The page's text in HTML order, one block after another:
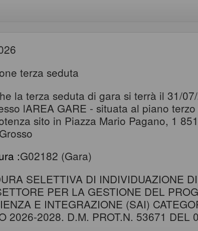
terza seduta
la terza seduta di gara si terrà il 31/
lAREA GARE - situata al piano
sito in Piazza Mario Pagano, 1
:G02182 (Gara)
SELETTIVA DI INDIVIDUAZIONE
PER LA GESTIONE DEL
E INTEGRAZIONE (SAI)
2026-2028. D.M. PROT.N. 53671 DEL